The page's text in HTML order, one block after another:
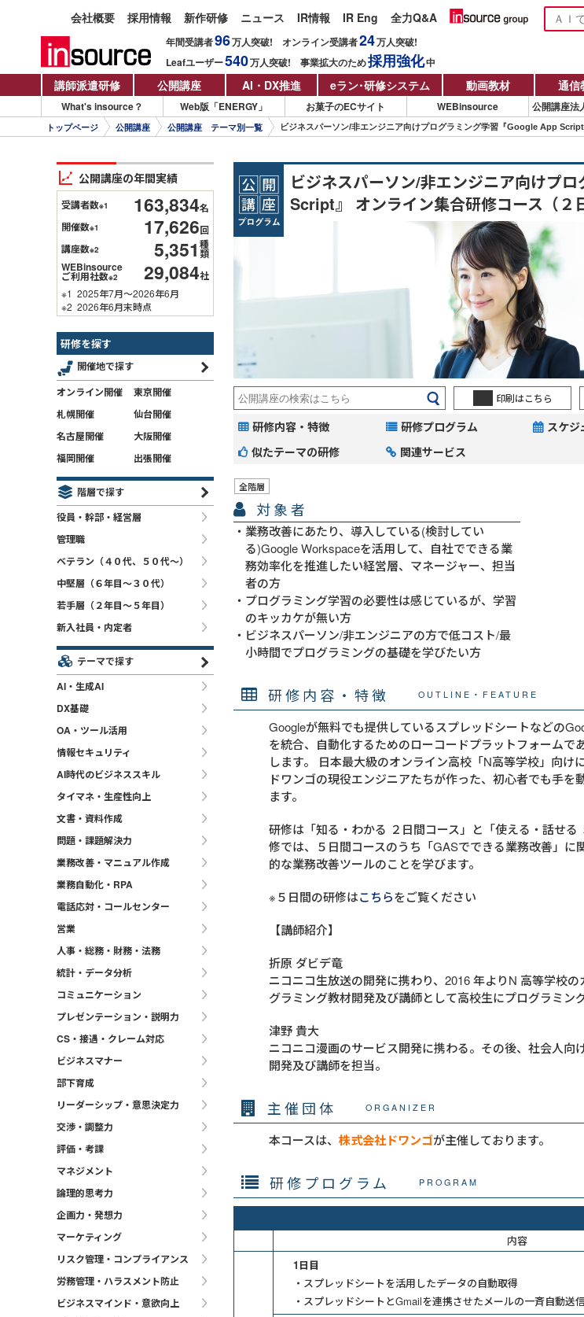
会社概要 採用情報 新作研修 ニュース IR情報 IR Eng 全力Q&A
年間受講者96万人突破! オンライン受講者24万人突破!
Leafユーザー540万人突破! 事業拡大のため採用強化中
講師派遣研修
公開講座 AI・DX推進 eラン・研修システム 動画教材 通信
What's insource？ Web版「ENERGY」 お菓子のECサイト WEBinsource 公開講座法
トップページ 公開講座 公開講座 テーマ別一覧 ビジネスパーソン/非エンジニア向けプログラミング学習『Google App
ビジネスパーソン/非エンジニア向けプ
Script』 オンライン集合研修コース（２
印刷はこちら
研修内容・特徴 研修プログラム スケジ
似たテーマの研修
関連サービス
対象者
全階層
業務改善にあたり、導入している(検討してい
る)Google Workspaceを活用して、自社でできる業
務効率化を推進したい経営層、マネージャー、担当
者の方
プログラミング学習の必要性は感じているが、学習
のキッカケが無い方
ビジネスパーソン/非エンジニアの方で低コスト/最
小時間でプログラミングの基礎を学びたい方
研修内容・特徴 OUTLINE・FEATURE
Googleが無料でも提供しているスプレッドシートなどの
を統合、自動化するためのローコードプラットフォームで
します。 日本最大級のオンライン高校「N高等学校」向け
ドワンゴの現役エンジニアたちが作った、初心者でも手を
ます。
研修は「知る・わかる ２日間コース」と「使える・話せ
修では、５日間コースのうち「GASでできる業務改善」
的な業務改善ツールのことを学びます。
※５日間の研修はこちらをご覧ください
【講師紹介】
折原 ダビデ竜
ニコニコ生放送の開発に携わり、2016 年よりN 高等学校
グラミング教材開発及び講師として高校生にプログラミン
津野 貴大
ニコニコ漫画のサービス開発に携わる。その後、社会人向
開発及び講師を担当。
主催団体 ORGANIZER
本コースは、 株式会社ドワンゴが主催しております。
研修プログラム PROGRAM
内容
1日目
・スプレッドシートを活用したデータの自動取得
・スプレッドシートとGmailを連携させたメールの一斉自動送
公開講座の年間実績
受講者数※1 163,834名
開催数※1 17,626回
講座数※2 5,351 種
類
WEBinsource
ご利用社数※2 29,084社
※1 2025年7月～2026年6月
※2 2026年6月末時点
研修を探す
開催地で探す
オンライン開催
東京開催
札幌開催
仙台開催
名古屋開催
大阪開催
福岡開催
出張開催
階層で探す
役員・幹部・経営層
管理職
ベテラン（４０代、５０代～）
中堅層（６年目～３０代）
若手層（２年目～５年目）
新入社員・内定者
テーマで探す
AI・生成AI
DX基礎
OA・ツール活用
情報セキュリティ
AI時代のビジネススキル
タイマネ・生産性向上
文書・資料作成
問題・課題解決力
業務改善・マニュアル作成
業務自動化・RPA
電話応対・コールセンター
営業
人事・総務・財務・法務
統計・データ分析
コミュニケーション
プレゼンテーション・説明力
CS・接遇・クレーム対応
ビジネスマナー
部下育成
リーダーシップ・意思決定力
交渉・調整力
評価・考課
マネジメント
論理的思考力
企画力・発想力
マーケティング
リスク管理・コンプライアンス
労務管理・ハラスメント防止
ビジネスマインド・意欲向上